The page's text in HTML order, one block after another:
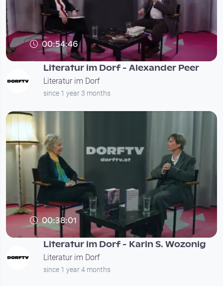
00:54:46
Literatur im Dorf - Alexander Peer
Literatur im Dorf
since 1 year 3 months
00:38:01
Literatur im Dorf - Karin S. Wozonig
Literatur im Dorf
since 1 year 4 months